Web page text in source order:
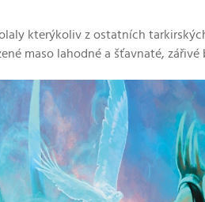
kterýkoliv z ostatních
maso lahodné a šťavnaté,